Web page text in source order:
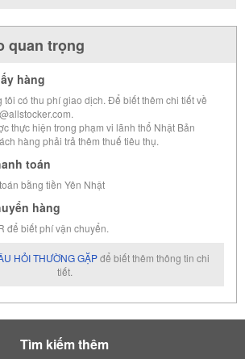
quan trọng
hàng
tôi có thu phí giao dịch. Để biết thêm chi tiết về
thực hiện trong phạm vi lãnh thổ Nhật Bản
hàng phải trả thêm thuế tiêu thụ.
toán
bằng tiền Yên Nhật
hàng
để biết phí vận chuyển.
HỎI THƯỜNG GẶPđể biết thêm thông tin chi
tiết.
Tìm kiếm thêm